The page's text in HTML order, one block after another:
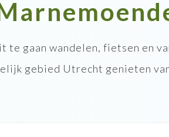
gaan wandelen, fietsen en
gebied Utrecht genieten